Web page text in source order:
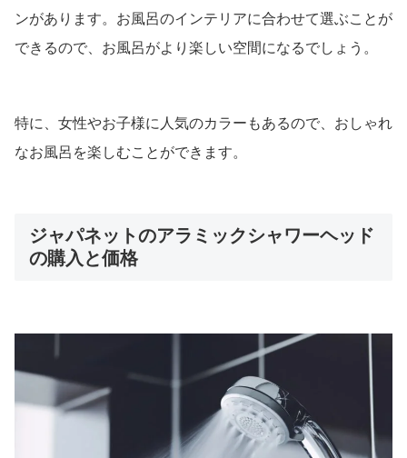
ンがあります。お風呂のインテリアに合わせて選ぶことが
できるので、お風呂がより楽しい空間になるでしょう。
特に、女性やお子様に人気のカラーもあるので、おしゃれ
なお風呂を楽しむことができます。
ジャパネットのアラミックシャワーヘッド
の購入と価格